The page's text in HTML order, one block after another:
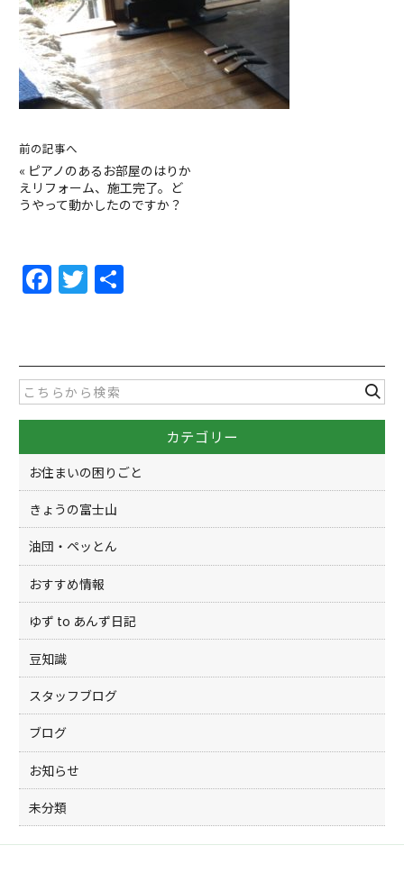
前の記事へ
« ピアノのあるお部屋のはりか
えリフォーム、施工完了。ど
うやって動かしたのですか？
F
a
e
b
o
o
k
T
w
er
カテゴリー
お住まいの困りごと
きょうの富士山
油団・ペッとん
おすすめ情報
ゆず to あんず日記
豆知識
スタッフブログ
ブログ
お知らせ
未分類